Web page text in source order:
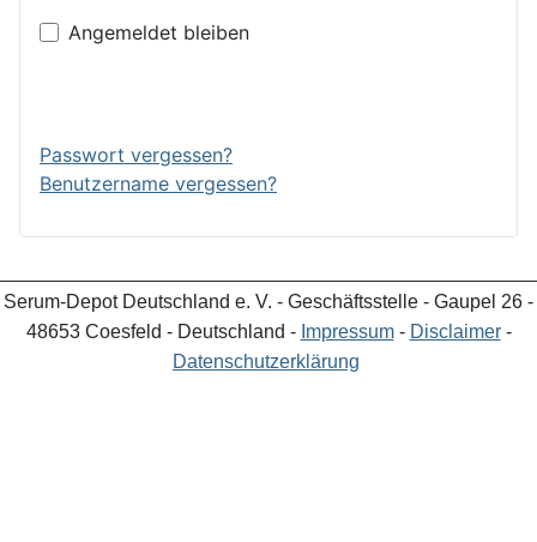
Angemeldet bleiben
Passwort vergessen?
Benutzername vergessen?
Serum-Depot Deutschland e. V. - Geschäftsstelle - Gaupel 26 -
48653 Coesfeld - Deutschland - Impressum- Disclaimer-
Datenschutzerklärung